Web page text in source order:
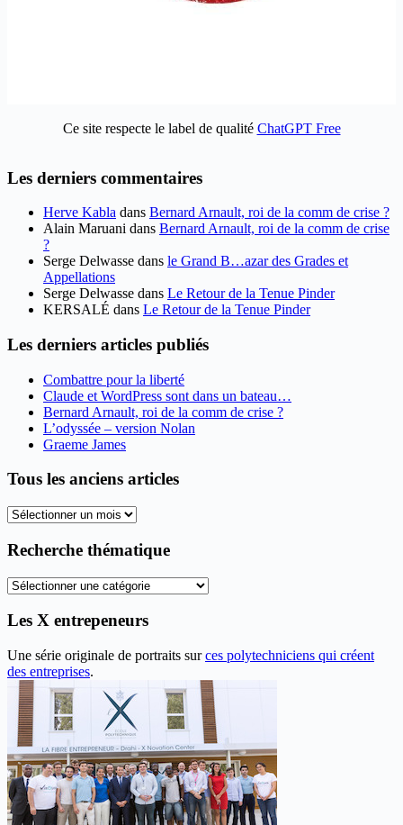
Ce site respecte le label de qualité ChatGPT Free
Les derniers commentaires
Herve Kabla dans Bernard Arnault, roi de la comm de crise ?
Alain Maruani dans Bernard Arnault, roi de la comm de crise
?
Serge Delwasse dans le Grand B…azar des Grades et
Appellations
Serge Delwasse dans Le Retour de la Tenue Pinder
KERSALÉ dans Le Retour de la Tenue Pinder
Les derniers articles publiés
Combattre pour la liberté
Claude et WordPress sont dans un bateau…
Bernard Arnault, roi de la comm de crise ?
L’odyssée – version Nolan
Graeme James
Tous les anciens articles
Tous
anciens
Recherche thématique
Recherche
Les X entrepeneurs
Une série originale de portraits surces polytechniciens qui créent
des entreprises.